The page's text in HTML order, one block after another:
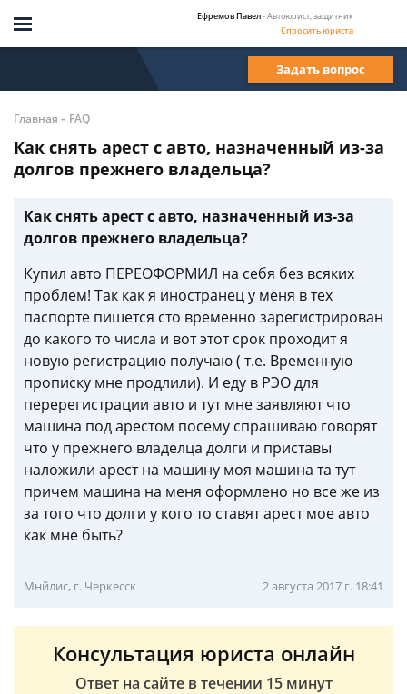
Ефремов Павел- Автоюрист, защитник
Спросить юриста
Задать вопрос
Главная - FAQ
Как снять арест с авто, назначенный из-за
долгов прежнего владельца?
Как снять арест с авто, назначенный из-за
долгов прежнего владельца?
Купил авто ПЕРЕОФОРМИЛ на себя без всяких
проблем! Так как я иностранец у меня в тех
паспорте пишется сто временно зарегистрирован
до какого то числа и вот этот срок проходит я
новую регистрацию получаю ( т.е. Временную
прописку мне продлили). И еду в РЭО для
перерегистрации авто и тут мне заявляют что
машина под арестом посему спрашиваю говорят
что у прежнего владелца долги и приставы
наложили арест на машину моя машина та тут
причем машина на меня оформлено но все же из
за того что долги у кого то ставят арест мое авто
как мне быть?
Мнйлис, г. Черкесск 2 августа 2017 г. 18:41
Консультация юриста онлайн
Ответ на сайте в течении 15 минут